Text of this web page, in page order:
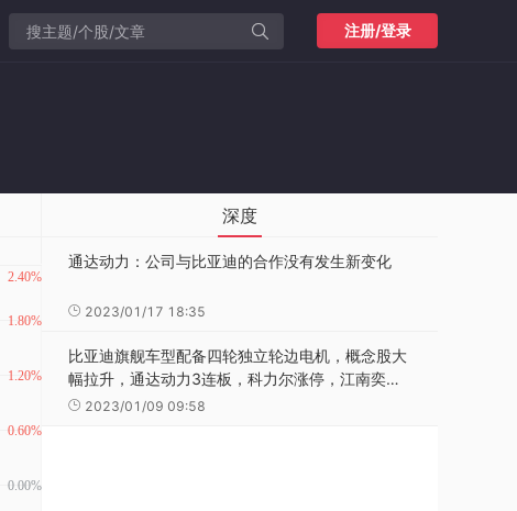
注册/登录
深度
通达动力：公司与比亚迪的合作没有发生新变化
2023/01/17 18:35
比亚迪旗舰车型配备四轮独立轮边电机，概念股大
幅拉升，通达动力3连板，科力尔涨停，江南奕帆
涨超15%，通达电气、卧龙电驱、兆威机电跟涨，
2023/01/09 09:58